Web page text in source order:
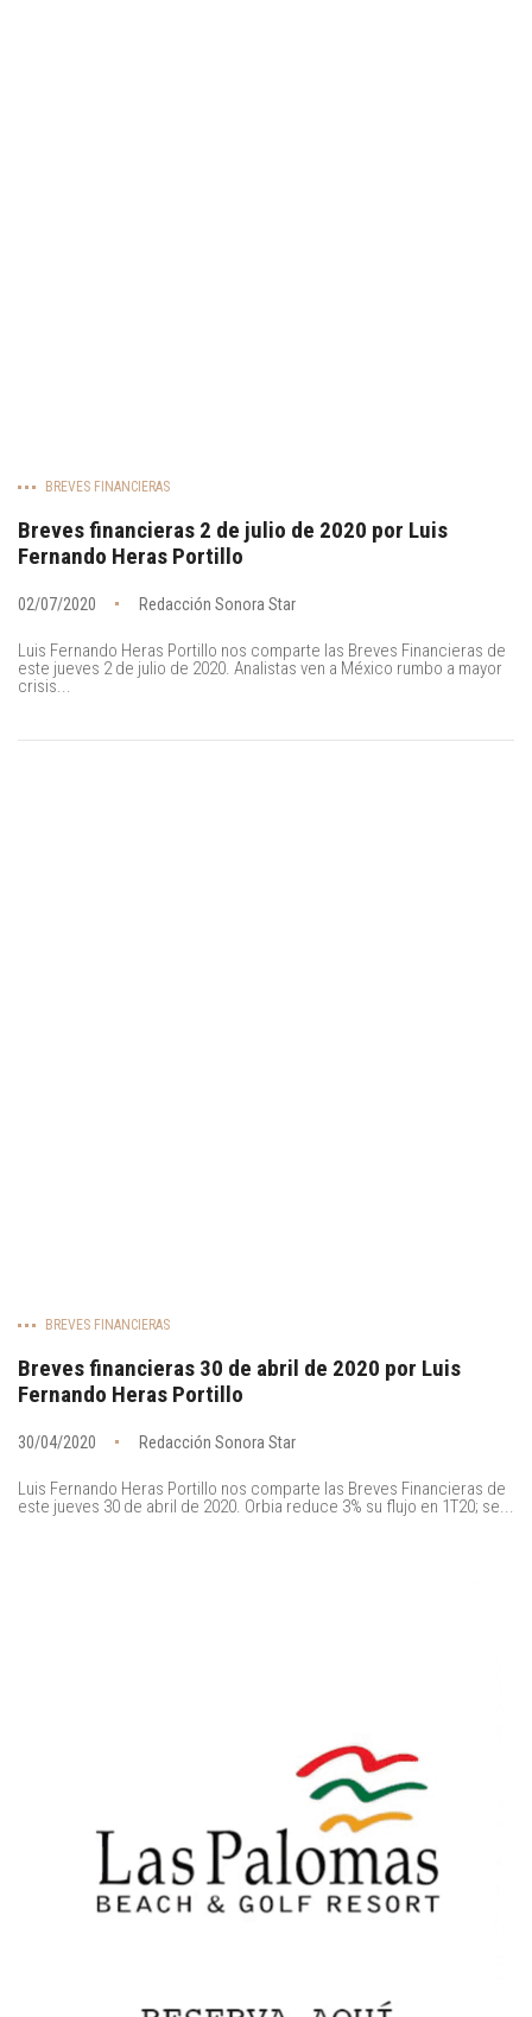
BREVES FINANCIERAS
Breves financieras 2 de julio de 2020 por Luis
Fernando Heras Portillo
02/07/2020 Redacción Sonora Star
Luis Fernando Heras Portillo nos comparte las Breves Financieras de
este jueves 2 de julio de 2020. Analistas ven a México rumbo a mayor
crisis...
BREVES FINANCIERAS
Breves financieras 30 de abril de 2020 por Luis
Fernando Heras Portillo
30/04/2020 Redacción Sonora Star
Luis Fernando Heras Portillo nos comparte las Breves Financieras de
este jueves 30 de abril de 2020. Orbia reduce 3% su flujo en 1T20; se...